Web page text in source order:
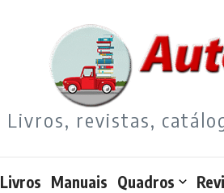
Livros, revistas,
Livros Manuais Quadros